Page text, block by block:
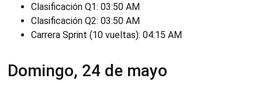
Clasificación Q1: 03:50 AM
Clasificación Q2: 03:50 AM
Carrera Sprint (10 vueltas): 04:15 AM
Domingo, 24 de mayo